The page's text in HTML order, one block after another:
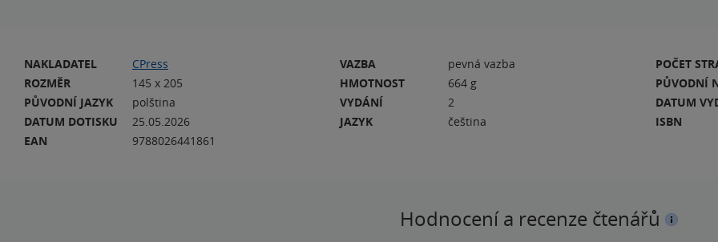
NAKLADATEL
CPress
ROZMĚR
145 x 205
PŮVODNÍ JAZYK
polština
DATUM DOTISKU
25.05.2026
EAN
9788026441861
VAZBA
pevná vazba
HMOTNOST
664 g
VYDÁNÍ
2
JAZYK
čeština
POČET
PŮVODNÍ
DATUM
ISBN
Hodnocení a recenze čtenářů